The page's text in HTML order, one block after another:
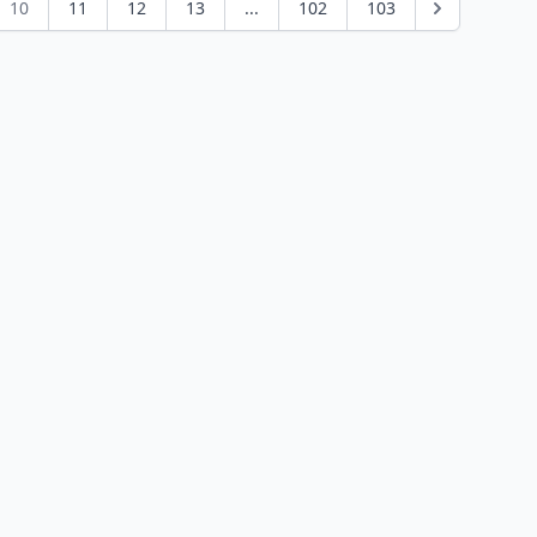
10 11 12 13 ... 102 103